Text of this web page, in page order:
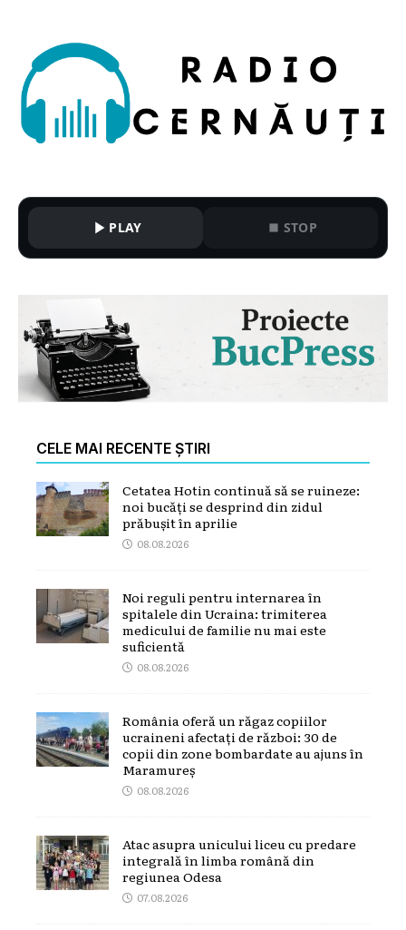
PLAY STOP
CELE MAI RECENTE ȘTIRI
Cetatea Hotin continuă să se ruineze:
noi bucăți se desprind din zidul
prăbușit în aprilie
08.08.2026
Noi reguli pentru internarea în
spitalele din Ucraina: trimiterea
medicului de familie nu mai este
suficientă
08.08.2026
România oferă un răgaz copiilor
ucraineni afectați de război: 30 de
copii din zone bombardate au ajuns în
Maramureș
08.08.2026
Atac asupra unicului liceu cu predare
integrală în limba română din
regiunea Odesa
07.08.2026